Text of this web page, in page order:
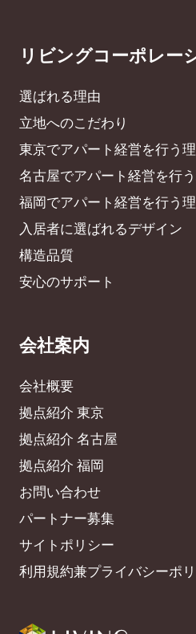
リビングコーポレー
選ばれる理由
立地へのこだわり
東京でアパート経営を行う
名古屋でアパート経営を行
福岡でアパート経営を行う
入居者に選ばれるデザイン
構造品質
安心のサポート
会社案内
会社概要
拠点紹介 東京
拠点紹介 名古屋
拠点紹介 福岡
お問い合わせ
パートナー募集
サイトポリシー
利用規約兼プライバシーポ